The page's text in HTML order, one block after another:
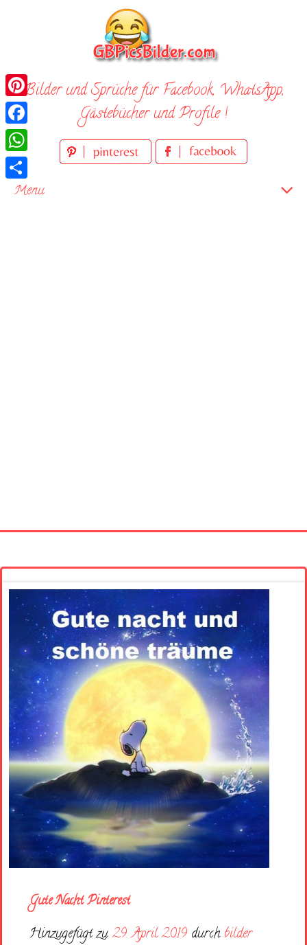
Bilder und Sprüche für Facebook, WhatsApp,
Gästebücher und Profile !
Menu
Gute Nacht Pinterest
Hinzugefügt zu29. April 2019 durch bilder
Pinterest
Facebook
WhatsApp
Teilen